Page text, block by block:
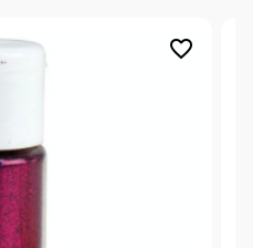
favorite_border